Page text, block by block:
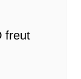
freut